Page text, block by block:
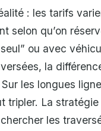
: les tarifs
selon qu’on
ou avec
la
les longues
tripler. La
les